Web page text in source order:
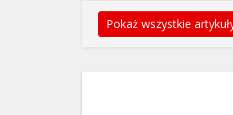
Pokaż wszystkie